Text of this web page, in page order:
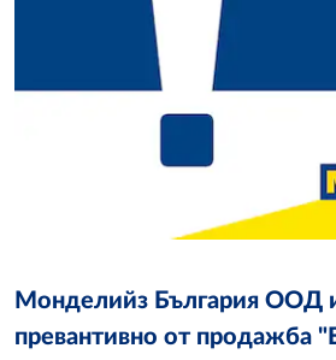
Монделийз България ООД
превантивно от продажба